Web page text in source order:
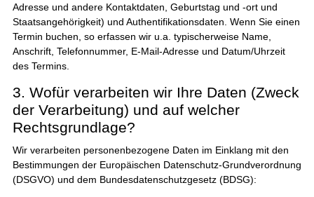
Adresse und andere Kontaktdaten, Geburtstag und -ort und
Staatsangehörigkeit) und Authentifikationsdaten. Wenn Sie einen
Termin buchen, so erfassen wir u.a. typischerweise Name,
Anschrift, Telefonnummer, E-Mail-Adresse und Datum/Uhrzeit
des Termins.
3. Wofür verarbeiten wir Ihre Daten (Zweck
der Verarbeitung) und auf welcher
Rechtsgrundlage?
Wir verarbeiten personenbezogene Daten im Einklang mit den
Bestimmungen der Europäischen Datenschutz-Grundverordnung
(DSGVO) und dem Bundesdatenschutzgesetz (BDSG):